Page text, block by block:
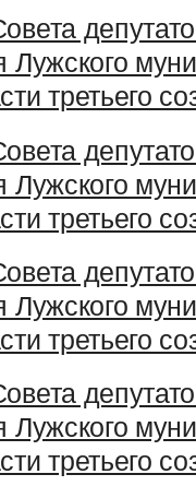
Лужского
третьего
Лужского
третьего
Лужского
третьего
Лужского
третьего